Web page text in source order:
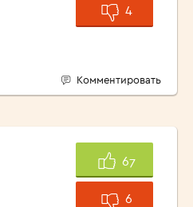
4
Комментировать
67
6